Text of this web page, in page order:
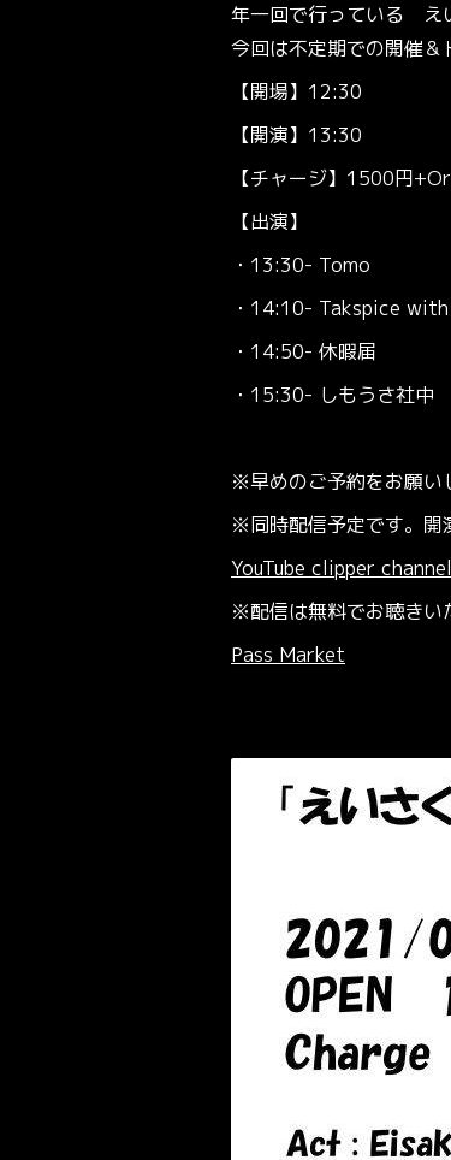
年一回で行っている え
今回は不定期での開催＆
【開場】12:30
【開演】13:30
【チャージ】1500円
【出演】
・13:30- Tomo
・14:10- Takspice with
・14:50- 休暇届
・15:30- しもうさ社中
※早めのご予約をお願い
※同時配信予定です。開
YouTube clipper channel
※配信は無料でお聴きい
Pass Market